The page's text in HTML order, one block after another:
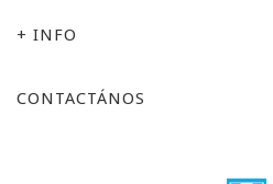
+ INFO
CONTACTÁNOS